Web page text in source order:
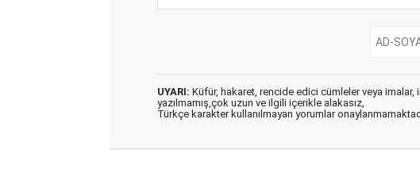
UYARI: Küfür, hakaret, rencide edici cümleler veya imalar,
yazılmamış,çok uzun ve ilgili içerikle alakasız,
Türkçe karakter kullanılmayan yorumlar